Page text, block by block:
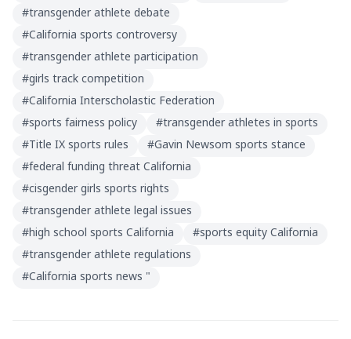
#transgender athlete debate
#California sports controversy
#transgender athlete participation
#girls track competition
#California Interscholastic Federation
#sports fairness policy #transgender athletes in sports
#Title IX sports rules #Gavin Newsom sports stance
#federal funding threat California
#cisgender girls sports rights
#transgender athlete legal issues
#high school sports California #sports equity California
#transgender athlete regulations
#California sports news "